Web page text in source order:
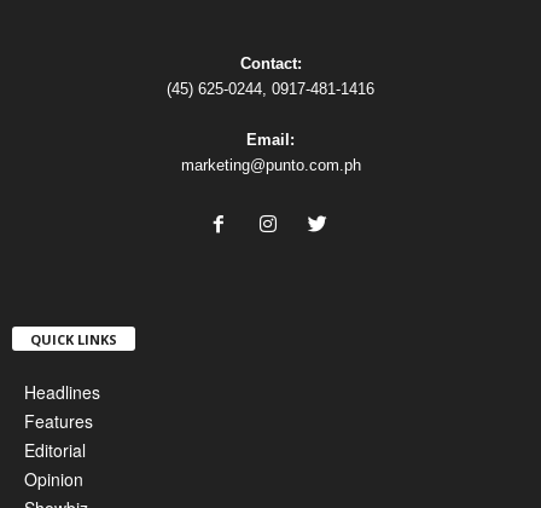
Contact:
(45) 625-0244, 0917-481-1416
Email:
marketing@punto.com.ph
QUICK LINKS
Headlines
Features
Editorial
Opinion